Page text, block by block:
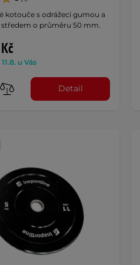
kotouče s odrážecí gumou a
o průměru 50 mm.
u Vás
Detail